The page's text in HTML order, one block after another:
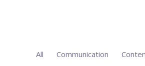
All Communication